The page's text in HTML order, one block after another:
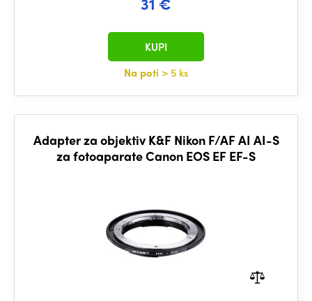
Na poti > 5 ks
KUPI
Adapter za objektiv K&F Nikon F/AF AI AI-S
za fotoaparate Canon EOS EF EF-S